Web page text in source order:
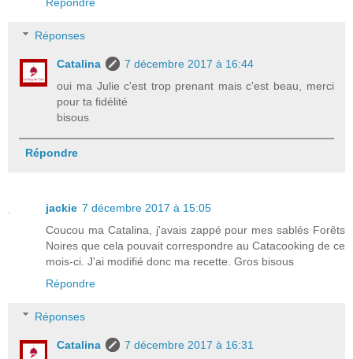
Répondre
Réponses
Catalina
7 décembre 2017 à 16:44
oui ma Julie c'est trop prenant mais c'est beau, merci
pour ta fidélité
bisous
Répondre
jackie 7 décembre 2017 à 15:05
Coucou ma Catalina, j'avais zappé pour mes sablés Forêts
Noires que cela pouvait correspondre au Catacooking de ce
mois-ci. J'ai modifié donc ma recette. Gros bisous
Répondre
Réponses
Catalina
7 décembre 2017 à 16:31